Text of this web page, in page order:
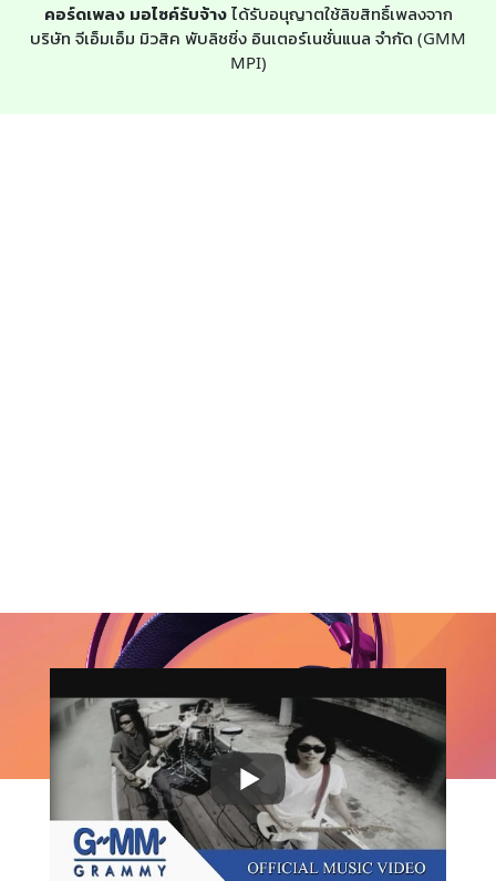
คอร์ดเพลง มอไซค์รับจ้างได้รับอนุญาตใช้ลิขสิทธิ์เพลงจาก
บริษัท จีเอ็มเอ็ม มิวสิค พับลิชชิ่ง อินเตอร์เนชั่นแนล จำกัด (GMM
MPI)